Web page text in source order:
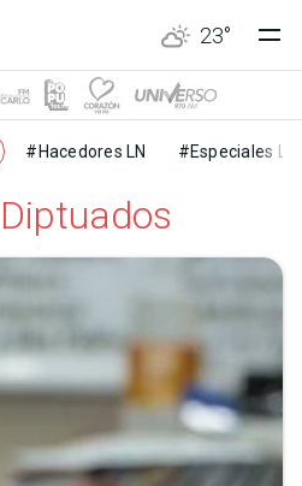
23°
#Hacedores LN #Especiales LN